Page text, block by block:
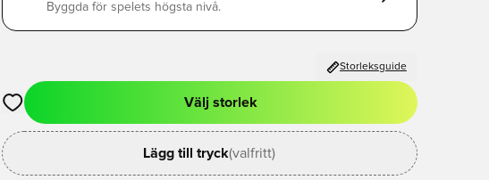
Byggda för spelets högsta nivå.
Storleksguide
Öppnar en Modal för att logga in eller registrera dig som medlem
Välj storlek
Lägg till tryck(valfritt)